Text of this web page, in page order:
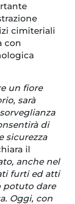
cimiteriali
con
un fiore
sarà
di
sicurezza
il
anche nel
furti ed atti
potuto dare
Oggi, con